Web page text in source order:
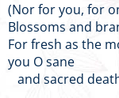
(Nor for you, for
Blossoms and
For fresh as the
you O sane
and sacred